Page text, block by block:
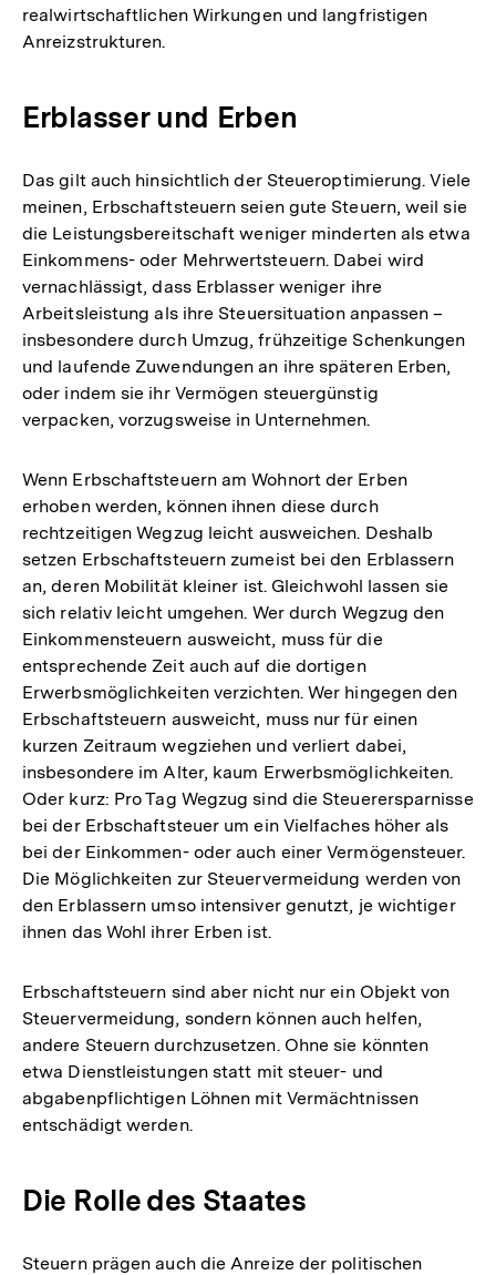
realwirtschaftlichen Wirkungen und langfristigen
Anreizstrukturen.
Erblasser und Erben
Das gilt auch hinsichtlich der Steueroptimierung. Viele
meinen, Erbschaftsteuern seien gute Steuern, weil sie
die Leistungsbereitschaft weniger minderten als etwa
Einkommens- oder Mehrwertsteuern. Dabei wird
vernachlässigt, dass Erblasser weniger ihre
Arbeitsleistung als ihre Steuersituation anpassen –
insbesondere durch Umzug, frühzeitige Schenkungen
und laufende Zuwendungen an ihre späteren Erben,
oder indem sie ihr Vermögen steuergünstig
verpacken, vorzugsweise in Unternehmen.
Wenn Erbschaftsteuern am Wohnort der Erben
erhoben werden, können ihnen diese durch
rechtzeitigen Wegzug leicht ausweichen. Deshalb
setzen Erbschaftsteuern zumeist bei den Erblassern
an, deren Mobilität kleiner ist. Gleichwohl lassen sie
sich relativ leicht umgehen. Wer durch Wegzug den
Einkommensteuern ausweicht, muss für die
entsprechende Zeit auch auf die dortigen
Erwerbsmöglichkeiten verzichten. Wer hingegen den
Erbschaftsteuern ausweicht, muss nur für einen
kurzen Zeitraum wegziehen und verliert dabei,
insbesondere im Alter, kaum Erwerbsmöglichkeiten.
Oder kurz: Pro Tag Wegzug sind die Steuerersparnisse
bei der Erbschaftsteuer um ein Vielfaches höher als
bei der Einkommen- oder auch einer Vermögensteuer.
Die Möglichkeiten zur Steuervermeidung werden von
den Erblassern umso intensiver genutzt, je wichtiger
ihnen das Wohl ihrer Erben ist.
Erbschaftsteuern sind aber nicht nur ein Objekt von
Steuervermeidung, sondern können auch helfen,
andere Steuern durchzusetzen. Ohne sie könnten
etwa Dienstleistungen statt mit steuer- und
abgabenpflichtigen Löhnen mit Vermächtnissen
entschädigt werden.
Die Rolle des Staates
Steuern prägen auch die Anreize der politischen